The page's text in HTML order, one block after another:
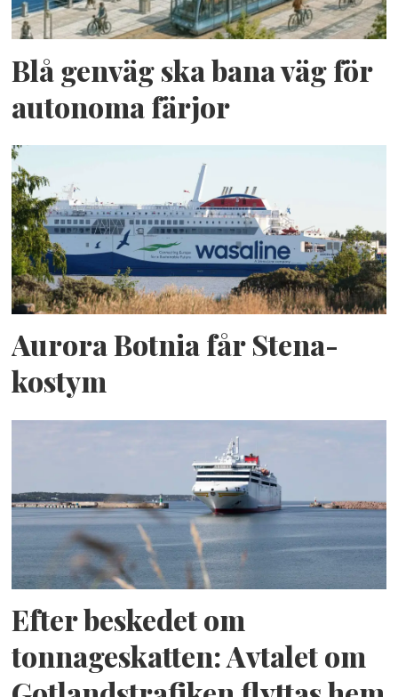
Blå genväg ska bana väg för
autonoma färjor
Aurora Botnia får Stena-
kostym
Efter beskedet om
tonnageskatten: Avtalet om